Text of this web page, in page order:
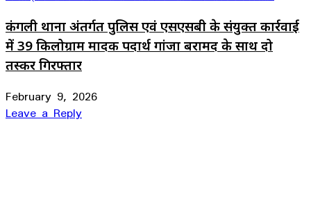
कंगली थाना अंतर्गत पुलिस एवं एसएसबी के संयुक्त कार्रवाई
में 39 किलोग्राम मादक पदार्थ गांजा बरामद के साथ दो
तस्कर गिरफ्तार
February 9, 2026
Leave a Reply